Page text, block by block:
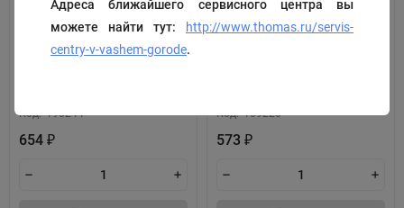
Адреса ближайшего сервисного центра вы
можете найти тут: http://www.thomas.ru/servis-
centry-v-vashem-gorode.
Код: 190244
654 ₽
Код: 109220
573 ₽